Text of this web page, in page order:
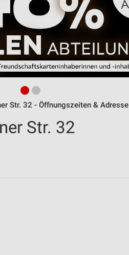
Str. 32 - Öffnungszeiten & Adresse
Str. 32